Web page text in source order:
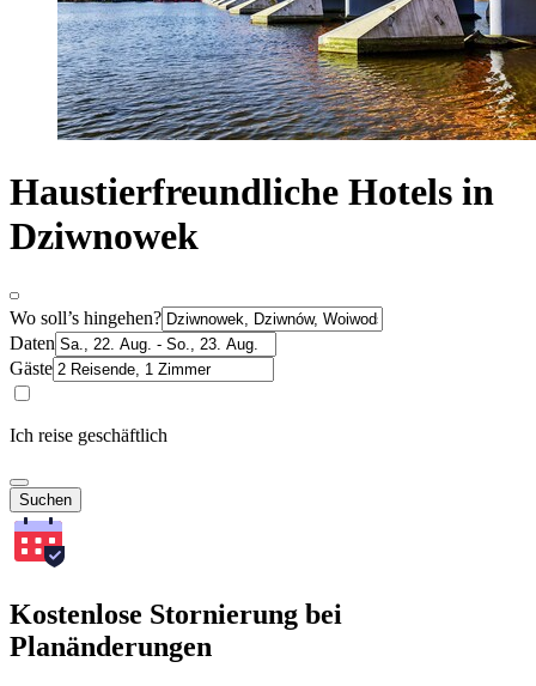
Haustierfreundliche Hotels in
Dziwnowek
Wo soll’s hingehen?
Daten
Gäste
Ich reise geschäftlich
Suchen
Kostenlose Stornierung bei
Planänderungen